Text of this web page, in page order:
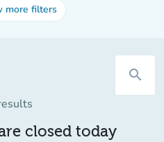
more filters
search
closed today